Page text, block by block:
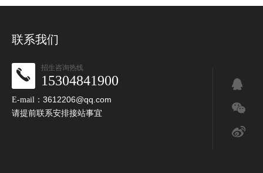
联系我们
招生咨询热线
15304841900
E-mail： 3612206@qq.com
请提前联系安排接站事宜